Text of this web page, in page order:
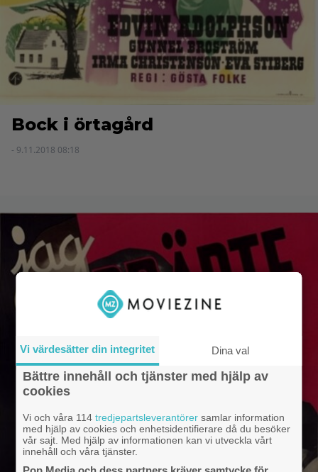
Bock i örtagård
- 9.11.2018 08:18
Vi värdesätter din integritet Dina val
Bättre innehåll och tjänster med hjälp av
cookies
Vi och våra 114tredjepartsleverantörer samlar information
med hjälp av cookies och enhetsidentifierare då du besöker
vår sajt. Med hjälp av informationen kan vi utveckla vårt
innehåll och våra tjänster.